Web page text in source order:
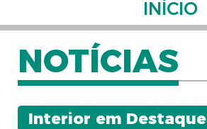
INÍCIO
NOTÍCIAS
Interior em Destaque